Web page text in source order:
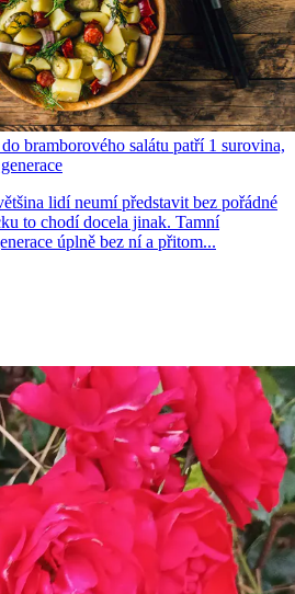
bramborového salátu patří 1 surovina,
lidí neumí představit bez pořádné
to chodí docela jinak. Tamní
úplně bez ní a přitom...